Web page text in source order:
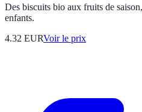
Des biscuits bio aux fruits de
enfants.
4.32 EURVoir le prix